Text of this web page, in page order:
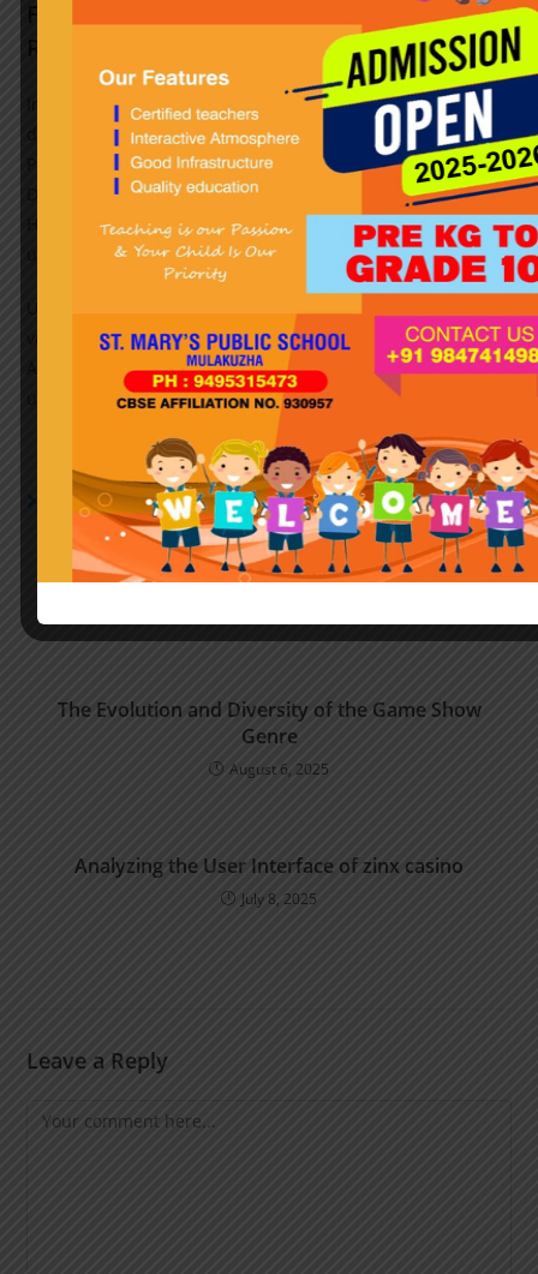
In einer komplexen Regulierung und schnelllebigen
digitalen Umgebung ist die Nutzung spezialisierter
Plattformen und Ressourcen unverzichtbar. Die Plattform
Details bietet eine umfangreiche Übersicht und rechtliche
Hinweise, die für eine professionelle Umsetzung
unerlässlich sind.
von einem sicheren, rechtlich konformen und innovativen
Ansatz, um die Kraft von Gewinnspielen effektiv zu nutzen
und nachhaltige Kundenbeziehungen aufzubauen.
YOU MIGHT ALSO LIKE
Skipping verification steps makes no KYC casinos
a tempting shortcut for instant play
The Evolution and Diversity of the Game Show
Genre
August 6, 2025
Analyzing the User Interface of zinx casino
July 8, 2025
Leave a Reply